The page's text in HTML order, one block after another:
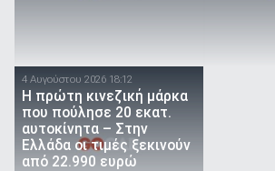
4 Αυγούστου 2026 18:12
Η πρώτη κινεζική μάρκα
που πούλησε 20 εκατ.
αυτοκίνητα – Στην
Ελλάδα οι τιμές ξεκινούν
από 22.990 ευρώ